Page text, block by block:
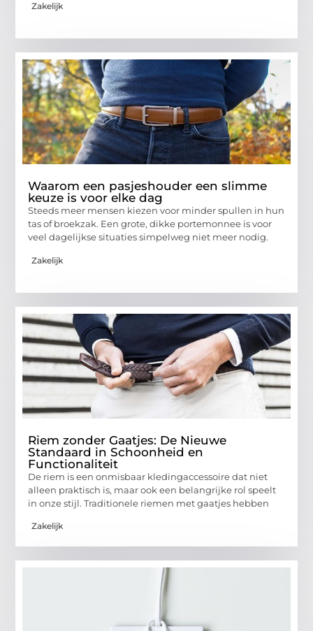
Zakelijk
Waarom een pasjeshouder een slimme
keuze is voor elke dag
Steeds meer mensen kiezen voor minder spullen in hun
tas of broekzak. Een grote, dikke portemonnee is voor
veel dagelijkse situaties simpelweg niet meer nodig.
Zakelijk
Riem zonder Gaatjes: De Nieuwe
Standaard in Schoonheid en
Functionaliteit
De riem is een onmisbaar kledingaccessoire dat niet
alleen praktisch is, maar ook een belangrijke rol speelt
in onze stijl. Traditionele riemen met gaatjes hebben
Zakelijk